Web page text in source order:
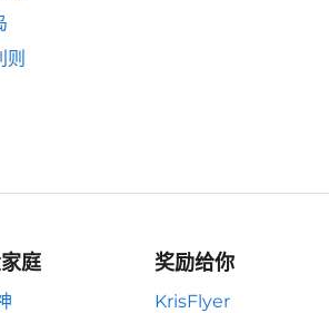
则
庭 奖励给你
KrisFlyer